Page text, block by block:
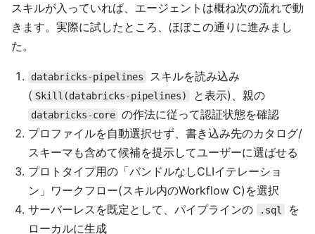
スキルが入っていれば、エージェントは概ね次の流れで動
きます。実際に試したところ、ほぼこの通りに進みまし
た。
databricks-pipelines
スキルを読み込み
( Skill(databricks-pipelines) と表示)、親の
databricks-core の作法に従って認証状態を確認
プロファイルを自動選択せず、書き込み先のカタログ/
スキーマも含めて候補を提示してユーザーに選ばせる
プロトタイプ用の「バンドルなしCLIイテレーショ
ン」ワークフロー(スキル内のWorkflow C)を選択
サーバーレスを既定として、パイプラインの
.sql
を
ローカルに生成